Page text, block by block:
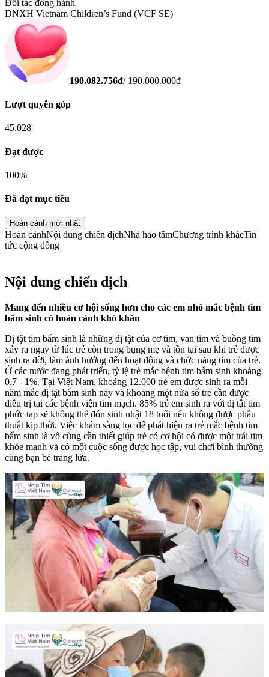
Đối tác đồng hành
DNXH Vietnam Children’s Fund (VCF SE)
190.082.756đ/ 190.000.000đ
Lượt quyên góp
45.028
Đạt được
100%
Đã đạt mục tiêu
Hoàn cảnh mới nhất
Hoàn cảnhNội dung chiến dịchNhà hảo tâmChương trình khácTin
tức cộng đồng
Nội dung chiến dịch
Mang đến nhiều cơ hội sống hơn cho các em nhỏ mắc bệnh tim
bẩm sinh có hoàn cảnh khó khăn
Dị tật tim bẩm sinh là những dị tật của cơ tim, van tim và buồng tim
xảy ra ngay từ lúc trẻ còn trong bụng mẹ và tồn tại sau khi trẻ được
sinh ra đời, làm ảnh hưởng đến hoạt động và chức năng tim của trẻ.
Ở các nước đang phát triển, tỷ lệ trẻ mắc bệnh tim bẩm sinh khoảng
0,7 - 1%. Tại Việt Nam, khoảng 12.000 trẻ em được sinh ra mỗi
năm mắc dị tật bẩm sinh này và khoảng một nửa số trẻ cần được
điều trị tại các bệnh viện tim mạch. 85% trẻ em sinh ra với dị tật tim
phức tạp sẽ không thể đón sinh nhật 18 tuổi nếu không được phẫu
thuật kịp thời. Việc khám sàng lọc để phát hiện ra trẻ mắc bệnh tim
bẩm sinh là vô cùng cần thiết giúp trẻ có cơ hội có được một trái tim
khỏe mạnh và có một cuộc sống được học tập, vui chơi bình thường
cùng bạn bè trang lứa.